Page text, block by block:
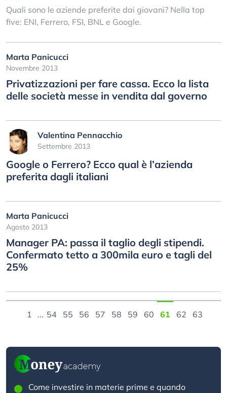
Quali sono le aziende preferite dai giovani? Nella top
five: ENI, Ferrero, FSI, BNL e Google.
Marta Panicucci
Novembre 2013
Privatizzazioni per fare cassa. Ecco la lista
delle società messe in vendita dal governo
Valentina Pennacchio
Settembre 2013
Google o Ferrero? Ecco qual è l’azienda
preferita dagli italiani
Marta Panicucci
Agosto 2013
Manager PA: passa il taglio degli stipendi.
Confermato tetto a 300mila euro e tagli del
25%
1 ... 54 55 56 57 58 59 60 61 62 63
Come investire in materie prime e quando